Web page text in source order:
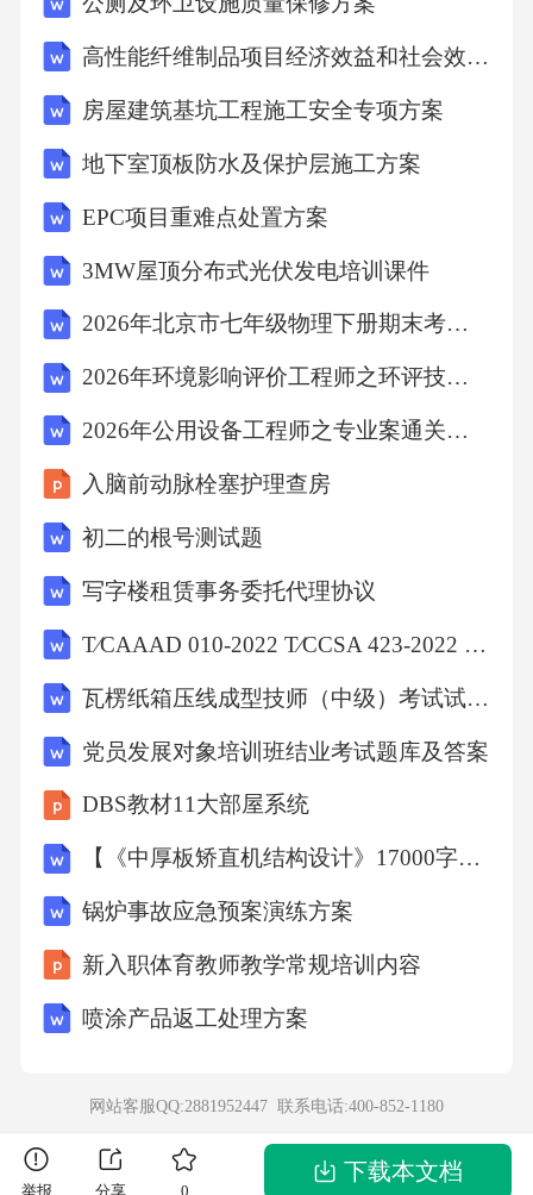
A.红细胞B.白细胞C.精子和卵细胞D.血小板
解析：精子和卵细胞是人类的生殖细胞，负责
传递遗传物质。12、生态系统中生产者是指（
）
答案：A
解析：生产者通过光合作用制造有机物，主要
为植物。13、人体内最大的消化器官是（
A.胃B.肠C.肝D.胰
答案：B
解析：小肠是人体最长的消化器官，也是吸收
）引起的
A.环境因素B.先天因素C.遗传物质改变D.后天因
答案：C
高性能纤维制品项目经济效益和社会效益分析报告
房屋建筑基坑工程施工安全专项方案
地下室顶板防水及保护层施工方案
EPC项目重难点处置方案
3MW屋顶分布式光伏发电培训课件
2026年北京市七年级物理下册期末考试试卷及答案
2026年环境影响评价工程师之环评技术导则与标准模拟试题附答案详解【考试直接用】
2026年公用设备工程师之专业案通关提分题库附答案详解【综合题】
入脑前动脉栓塞护理查房
初二的根号测试题
写字楼租赁事务委托代理协议
T∕CAAAD 010-2022 T∕CCSA 423-2022 移动互联网应用程序广告行为规范
瓦楞纸箱压线成型技师（中级）考试试卷及答案
党员发展对象培训班结业考试题库及答案
DBS教材11大部屋系统
【《中厚板矫直机结构设计》17000字（论文）】
锅炉事故应急预案演练方案
新入职体育教师教学常规培训内容
喷涂产品返工处理方案
网站客服QQ:2881952447 联系电话:400-852-1180
举报 分享 0
下载本文档